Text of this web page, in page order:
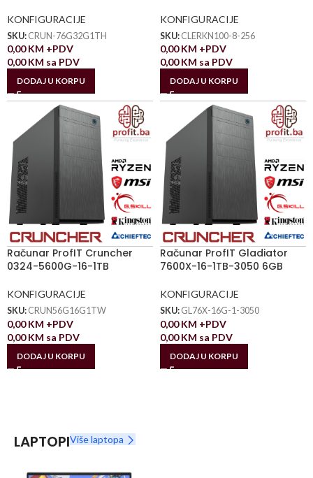
KONFIGURACIJE
SKU: CRUN-76G32G1TH
0,00KM +PDV
0,00KM sa PDV
DODAJ U KORPU
KONFIGURACIJE
SKU: CLERKN100-8-256
0,00KM +PDV
0,00KM sa PDV
DODAJ U KORPU
Računar ProfIT Cruncher
0324-5600G-16-1TB
KONFIGURACIJE
SKU: CRUN56G16G1TW
0,00KM +PDV
0,00KM sa PDV
DODAJ U KORPU
Računar ProfIT Gladiator
7600X-16-1TB-3050 6GB
KONFIGURACIJE
SKU: GL76X-16G-1-3050
0,00KM +PDV
0,00KM sa PDV
DODAJ U KORPU
LAPTOPIViše laptopa